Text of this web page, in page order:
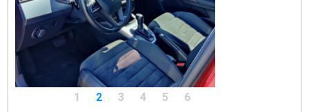
1 2 3 4 5 6